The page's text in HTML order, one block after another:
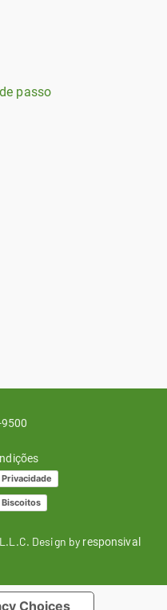
passo
Design by responsival
Choices